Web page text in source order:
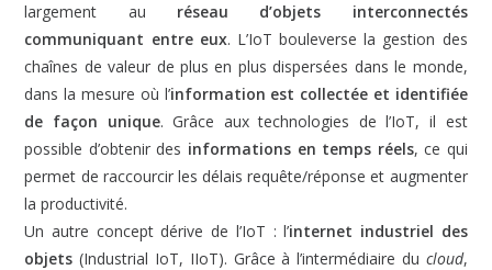
largement au réseau d’objets interconnectés
communiquant entre eux. L’IoT bouleverse la gestion des
chaînes de valeur de plus en plus dispersées dans le monde,
dans la mesure où l’information est collectée et identifiée
de façon unique. Grâce aux technologies de l’IoT, il est
possible d’obtenir des informations en temps réels, ce qui
permet de raccourcir les délais requête/réponse et augmenter
la productivité.
Un autre concept dérive de l’IoT : l’internet industriel des
objets (Industrial IoT, IIoT). Grâce à l’intermédiaire du cloud,